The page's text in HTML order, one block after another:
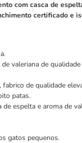
com casca de
certificado e
de valeriana de
de qualidade
patas.
de espelta e aroma de
gatos pequenos.